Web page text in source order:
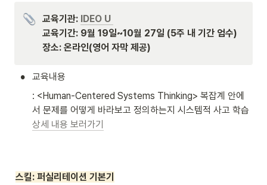
교육기관: IDEO U
교육기간: 9월 19일~10월 27일 (5주 내 기간 엄수)
장소: 온라인(영어 자막 제공)
•
교육내용
: <Human-Centered Systems Thinking> 복잡계 안에
상세 내용 보러가기
스킬: 퍼실리테이션 기본기